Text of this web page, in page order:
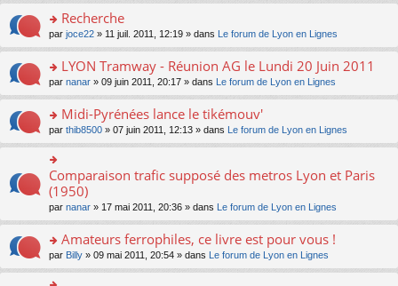
e
nt
u
ré
c
e
nt
n
n
le
pl
u
ré
c
e
nt
a
g
e
n
n
le
pl
u
s
ré
c
e
nt
le
m
e
a
g
e
n
n
le
pl
u
s
e
nt
ult
er
le
m
e
a
g
e
n
o
n
lu
le
pl
u
s
c
o
n
ult
er
le
m
e
s
g
e
n
o
lu
le
pl
Recherche
par joce22 » 11 juil. 2011, 12:19 » dans Le forum de Lyon en Lignes
o
n
ult
er
le
m
e
s
a
e
n
o
n
LYON Tramway - Réunion AG le Lundi 20 Juin 2011
par nanar » 09 juin 2011, 20:17 » dans Le forum de Lyon en Lignes
o
n
s
ult
er
le
m
e
s
a
Midi-Pyrénées lance le tikémouv'
par thib8500 » 07 juin 2011, 12:13 » dans Le forum de Lyon en Lignes
o
n
s
ult
er
le
m
e
s
Comparaison trafic supposé des metros Lyon et Paris
(1950)
par nanar » 17 mai 2011, 20:36 » dans Le forum de Lyon en Lignes
o
n
s
Amateurs ferrophiles, ce livre est pour vous !
par Billy » 09 mai 2011, 20:54 » dans Le forum de Lyon en Lignes